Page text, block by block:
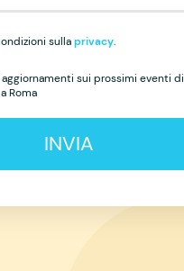
sullaprivacy.
sui prossimi eventi di
Roma
INVIA